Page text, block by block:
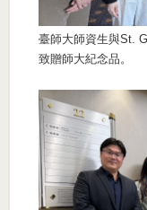
臺師大師資生與St.
致贈師大紀念品。